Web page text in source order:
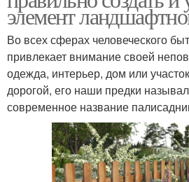
элемент
Во всех сферах человеческого
привлекает внимание своей
одежда, интерьер, дом или
дорогой, его наши предки
современное название